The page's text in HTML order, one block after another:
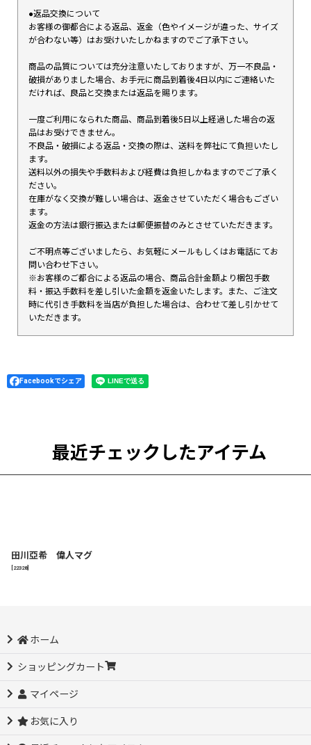
●返品交換について
お客様の御都合による返品、返金（色やイメージが違った、サイズ
が合わない等）はお受けいたしかねますのでご了承下さい。
商品の品質については充分注意いたしておりますが、万一不良品・
破損がありました場合、お手元に商品到着後4日以内にご連絡いた
だければ、良品と交換または返品を賜ります。
一度ご利用になられた商品、商品到着後5日以上経過した場合の返
品はお受けできません。
不良品・破損による返品・交換の際は、送料を弊社にて負担いたし
ます。
送料以外の損失や手数料および経費は負担しかねますのでご了承く
ださい。
在庫がなく交換が難しい場合は、返金させていただく場合もござい
ます。
返金の方法は銀行振込または郵便振替のみとさせていただきます。
ご不明点等ございましたら、お気軽にメールもしくはお電話にてお
問い合わせ下さい。
※お客様のご都合による返品の場合、商品合計金額より梱包手数
料・振込手数料を差し引いた金額を返金いたします。また、ご注文
時に代引き手数料を当店が負担した場合は、合わせて差し引かせて
いただきます。
Facebookでシェア
最近チェックしたアイテム
田川亞希 偉人マグ
22328]
ホーム
ショッピングカート
マイページ
お気に入り